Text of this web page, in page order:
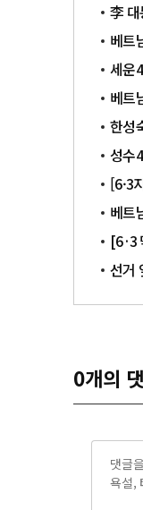
李
베트
세운
베트
한성
성수
[6·3
베트
​​​​​​​[6·3
선거
0개의